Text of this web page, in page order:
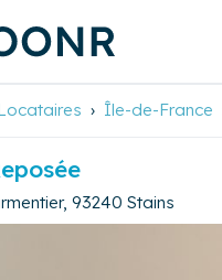
Île-de-France
, 93240 Stains